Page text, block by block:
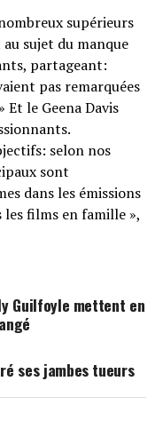
supérieurs
sujet du manque
partageant:
pas remarquées
le Geena Davis
selon nos
sont
dans les émissions
films en famille »,
Guilfoyle mettent en
ses jambes tueurs